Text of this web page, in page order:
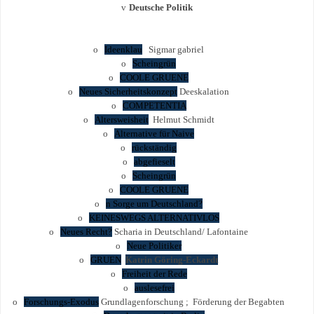
v Deutsche Politik
o Ideenklau Sigmar gabriel
o Scheingrün
o COOLE GRUENE
o Neues Sicherheitskonzept Deeskalation
o COMPETENTIA
o Altersweisheit Helmut Schmidt
o Alternative für Naive
o rückständig
o abgefieselt
o Scheingrün
o COOLE GRUENE
o n Sorge um Deutschland?
o KEINESWEGS ALTERNATIVLOS
o Neues Recht? Scharia in Deutschland/ Lafontaine
o Neue Politiker
o GRUEN Katrin Göring-Eckardt
o Freiheit der Rede
o auslesefrei
o Forschungs-Exodus Grundlagenforschung ; Förderung der Begabten